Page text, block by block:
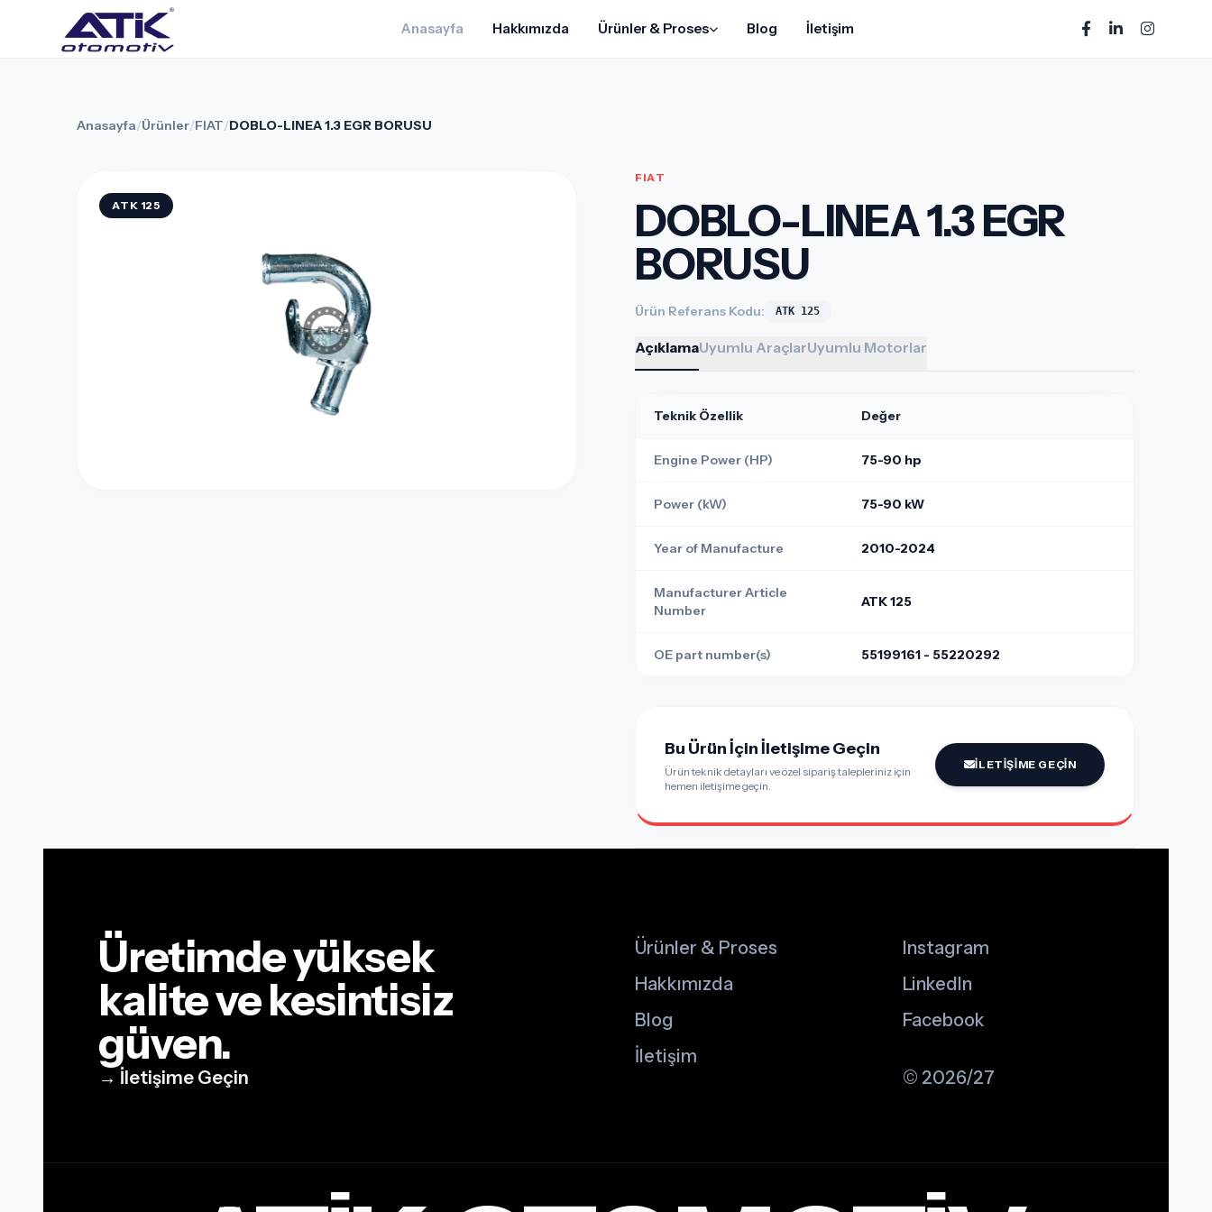
Anasayfa Hakkımızda Ürünler & Proses Blog İletişim
Anasayfa/Ürünler/FIAT/DOBLO-LINEA 1.3 EGR BORUSU
ATK 125
FIAT
DOBLO-LINEA 1.3 EGR
BORUSU
Ürün Referans Kodu: ATK 125
AçıklamaUyumlu AraçlarUyumlu Motorlar
Teknik Özellik Değer
Engine Power (HP) 75-90 hp
Power (kW) 75-90 kW
Year of Manufacture 2010-2024
Manufacturer Article
Number
ATK 125
OE part number(s) 55199161 - 55220292
Bu Ürün İçin İletişime Geçin
Ürün teknik detayları ve özel sipariş talepleriniz için
hemen iletişime geçin.
İLETIŞIME GEÇIN
Üretimde yüksek
kalite ve kesintisiz
güven.
→ İletişime Geçin
Ürünler & Proses
Hakkımızda
Blog
İletişim
Instagram
LinkedIn
Facebook
© 2026/27